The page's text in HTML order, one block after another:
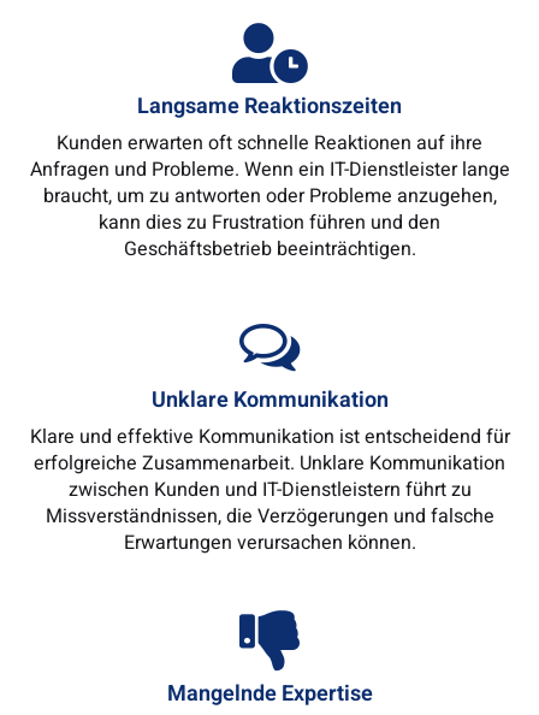
Langsame Reaktionszeiten
Kunden erwarten oft schnelle Reaktionen auf ihre
Anfragen und Probleme. Wenn ein IT-Dienstleister lange
braucht, um zu antworten oder Probleme anzugehen,
kann dies zu Frustration führen und den
Geschäftsbetrieb beeinträchtigen.
Unklare Kommunikation
Klare und effektive Kommunikation ist entscheidend für
erfolgreiche Zusammenarbeit. Unklare Kommunikation
zwischen Kunden und IT-Dienstleistern führt zu
Missverständnissen, die Verzögerungen und falsche
Erwartungen verursachen können.
Mangelnde Expertise